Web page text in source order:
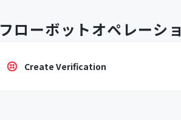
フローボットオペレーシ
Create Verification